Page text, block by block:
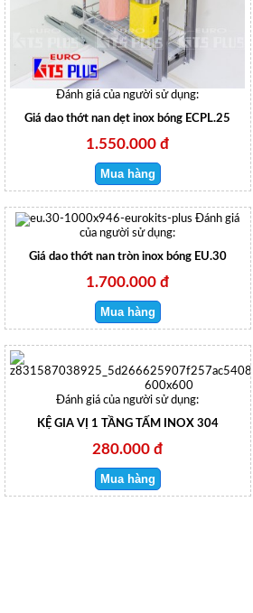
Đánh giá của người sử dụng:
Giá dao thớt nan dẹt inox bóng ECPL.25
1.550.000 đ
Đánh giá
của người sử dụng:
Giá dao thớt nan tròn inox bóng EU.30
1.700.000 đ
Đánh giá của người sử dụng:
KỆ GIA VỊ 1 TẦNG TẤM INOX 304
280.000 đ